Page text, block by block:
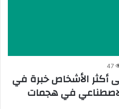
47
أكثر الأشخاص خبرة في
في هجمات